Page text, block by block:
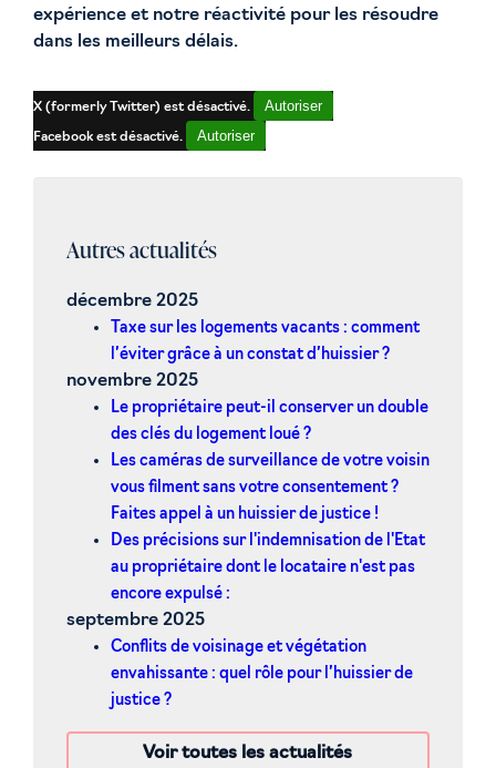
expérience et notre réactivité pour les résoudre
dans les meilleurs délais.
X (formerly Twitter) est désactivé. Autoriser
Facebook est désactivé. Autoriser
Autres actualités
décembre 2025
Taxe sur les logements vacants : comment
l’éviter grâce à un constat d’huissier ?
novembre 2025
Le propriétaire peut-il conserver un double
des clés du logement loué ?
Les caméras de surveillance de votre voisin
vous filment sans votre consentement ?
Faites appel à un huissier de justice !
Des précisions sur l'indemnisation de l'Etat
au propriétaire dont le locataire n'est pas
encore expulsé :
septembre 2025
Conflits de voisinage et végétation
envahissante : quel rôle pour l’huissier de
justice ?
Voir toutes les actualités